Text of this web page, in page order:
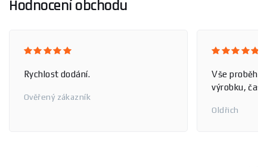
Hodnocení obchodu
Rychlost dodání.
Ověřený zákazník
Vše
výrobku, čas
Oldřich